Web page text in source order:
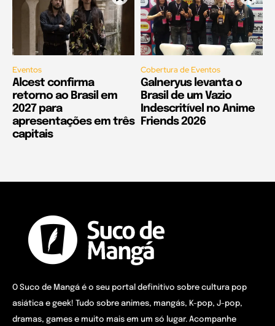
Eventos
Alcest confirma
retorno ao Brasil em
2027 para
apresentações em três
capitais
Cobertura de Eventos
Galneryus levanta o
Brasil de um Vazio
Indescritível no Anime
Friends 2026
O Suco de Mangá é o seu portal definitivo sobre cultura pop
asiática e geek! Tudo sobre animes, mangás, K-pop, J-pop,
dramas, games e muito mais em um só lugar. Acompanhe